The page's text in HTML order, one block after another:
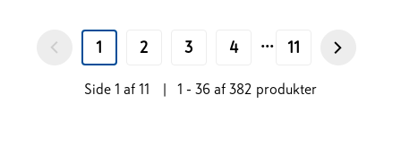
1 2 3 4 ... 11
Side 1 af 11 1 - 36 af 382 produkter